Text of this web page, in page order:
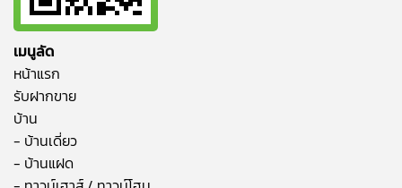
เมนูลัด
หน้าแรก
รับฝากขาย
บ้าน
- บ้านเดี่ยว
- บ้านแฝด